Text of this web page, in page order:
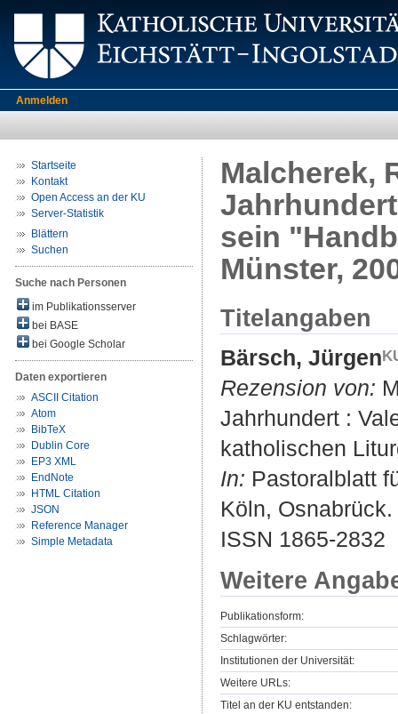
Anmelden
Startseite
Kontakt
Open Access an der KU
Server-Statistik
Blättern
Suchen
Suche nach Personen
im Publikationsserver
bei BASE
bei Google Scholar
Daten exportieren
ASCII Citation
Atom
BibTeX
Dublin Core
EP3 XML
EndNote
HTML Citation
JSON
Reference Manager
Simple Metadata
Malcherek,
sein
Münster,
Titelangaben
Bärsch, Jürgen
Rezension von:
Jahrhundert :
katholischen
In: Pastoralblatt
Köln,
ISSN 1865-2832
Weitere
Publikationsform:
Schlagwörter:
Institutionen der Universität:
Weitere URLs:
Titel an der KU entstanden: